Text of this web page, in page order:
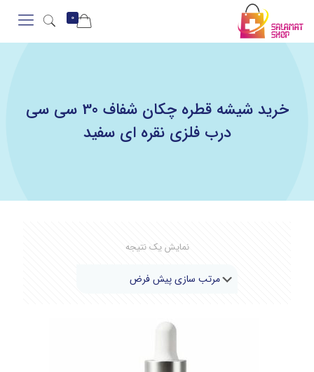
0
خرید شیشه قطره چکان شفاف 30 سی سی
درب فلزی نقره ای سفید
نمایش یک نتیجه